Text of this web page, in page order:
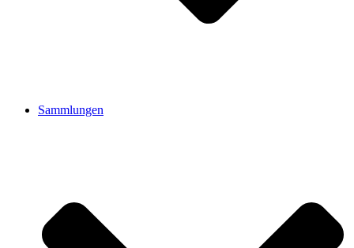
Sammlungen